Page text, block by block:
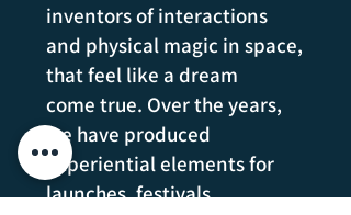
inventors of interactions
and physical magic in space,
that feel like a dream
come true. Over the years,
we have produced
experiential elements for
launches, festivals,